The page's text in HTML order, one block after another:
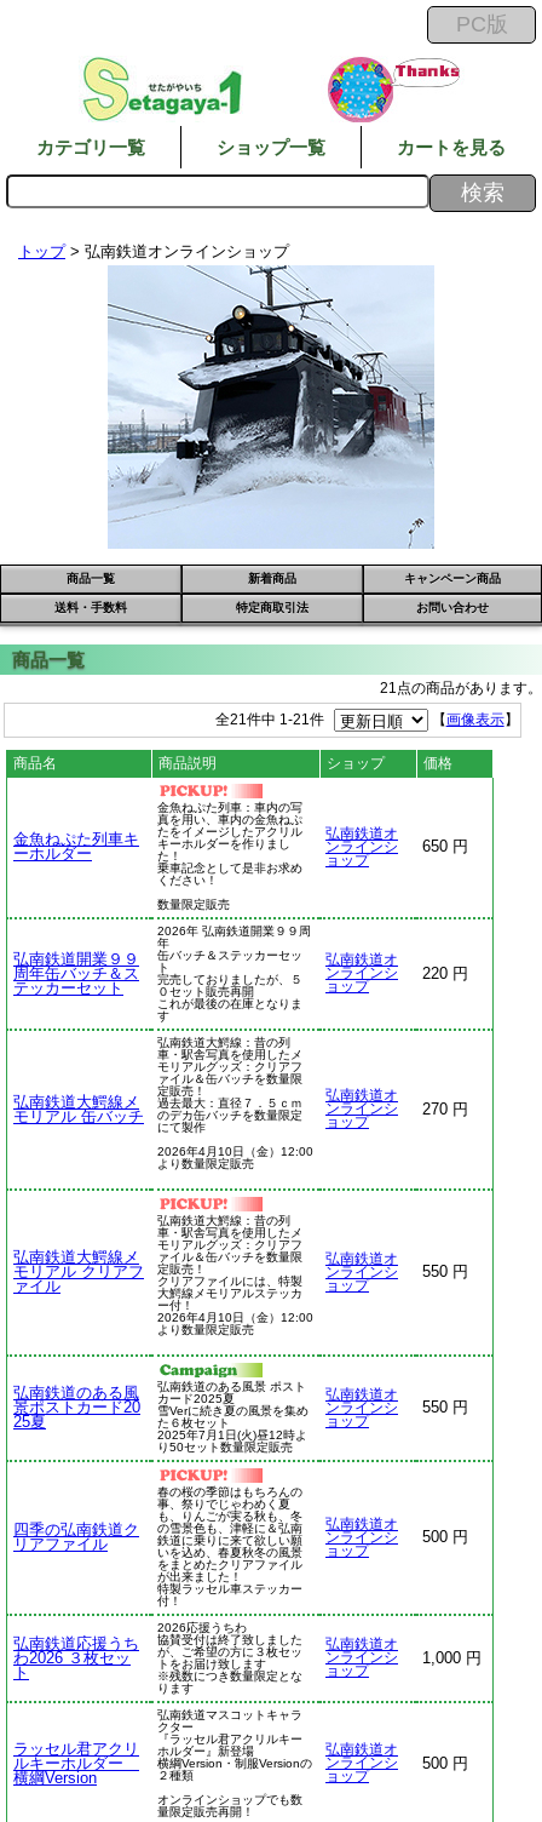
カテゴリ一覧 ショップ一覧 カートを見る
トップ> 弘南鉄道オンラインショップ
商品一覧 新着商品 キャンペーン商品
送料・手数料 特定商取引法 お問い合わせ
21点の商品があります。
全21件中 1-21件 【画像表示】
商品名 商品説明 ショップ 価格
金魚ねぷた列車キ
ーホルダー
金魚ねぷた列車：車内の写
真を用い、車内の金魚ねぷ
たをイメージしたアクリル
キーホルダーを作りまし
た！
乗車記念として是非お求め
ください！
数量限定販売
弘南鉄道オ
ンラインシ
ョップ
650 円
弘南鉄道開業９９
周年缶バッチ＆ス
テッカーセット
2026年 弘南鉄道開業９９周
年
缶バッチ＆ステッカーセッ
ト
完売しておりましたが、５
０セット販売再開
これが最後の在庫となりま
す
弘南鉄道オ
ンラインシ
ョップ
220 円
弘南鉄道大鰐線メ
モリアル 缶バッチ
弘南鉄道大鰐線：昔の列
車・駅舎写真を使用したメ
モリアルグッズ：クリアフ
ァイル＆缶バッチを数量限
定販売！
過去最大：直径７．５ｃｍ
のデカ缶バッチを数量限定
にて製作
2026年4月10日（金）12:00
より数量限定販売
弘南鉄道オ
ンラインシ
ョップ
270 円
弘南鉄道大鰐線メ
モリアル クリアフ
ァイル
弘南鉄道大鰐線：昔の列
車・駅舎写真を使用したメ
モリアルグッズ：クリアフ
ァイル＆缶バッチを数量限
定販売！
クリアファイルには、特製
大鰐線メモリアルステッカ
ー付！
2026年4月10日（金）12:00
より数量限定販売
弘南鉄道オ
ンラインシ
ョップ
550 円
弘南鉄道のある風
景ポストカード20
25夏
弘南鉄道のある風景 ポスト
カード2025夏
雪Verに続き夏の風景を集め
た６枚セット
2025年7月1日(火)昼12時よ
り50セット数量限定販売
弘南鉄道オ
ンラインシ
ョップ
550 円
四季の弘南鉄道ク
リアファイル
春の桜の季節はもちろんの
事、祭りでじゃわめく夏
も、りんごが実る秋も、冬
の雪景色も、津軽に＆弘南
鉄道に乗りに来て欲しい願
いを込め、春夏秋冬の風景
をまとめたクリアファイル
が出来ました！
特製ラッセル車ステッカー
付！
弘南鉄道オ
ンラインシ
ョップ
500 円
弘南鉄道応援うち
わ2026 ３枚セッ
ト
2026応援うちわ
協賛受付は終了致しました
が、ご希望の方に３枚セッ
トをお届け致します
※残数につき数量限定とな
ります
弘南鉄道オ
ンラインシ
ョップ
1,000 円
ラッセル君アクリ
ルキーホルダー
横綱Version
弘南鉄道マスコットキャラ
クター
『ラッセル君アクリルキー
ホルダー』新登場
横綱Version・制服Versionの
２種類
オンラインショップでも数
量限定販売再開！
弘南鉄道オ
ンラインシ
ョップ
500 円